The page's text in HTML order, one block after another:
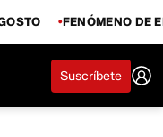
FENÓMENO DE
Suscríbete